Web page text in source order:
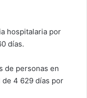
hospitalaria por
días.
de personas en
4 629 días por